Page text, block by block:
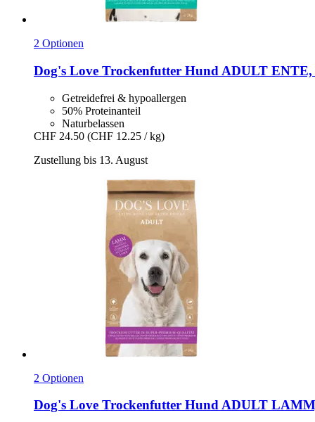
2 Optionen
Dog's Love Trockenfutter Hund ADULT ENTE,
Getreidefrei & hypoallergen
50% Proteinanteil
Naturbelassen
CHF 24.50 (CHF 12.25 / kg)
Zustellung bis 13. August
2 Optionen
Dog's Love Trockenfutter Hund ADULT